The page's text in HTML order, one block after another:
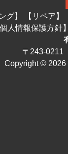
グ】 【リペア】
個人情報保護方針】
〒243-0211
Copyright © 2026